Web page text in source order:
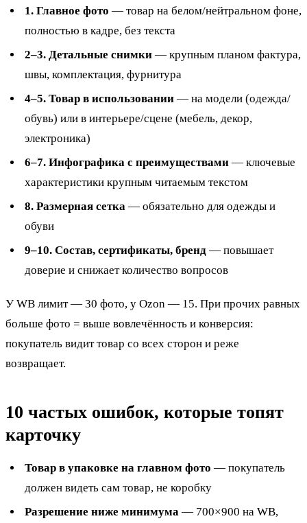
1. Главное фото — товар на белом/нейтральном фоне,
полностью в кадре, без текста
2–3. Детальные снимки — крупным планом фактура,
швы, комплектация, фурнитура
4–5. Товар в использовании — на модели (одежда/
обувь) или в интерьере/сцене (мебель, декор,
электроника)
6–7. Инфографика с преимуществами — ключевые
характеристики крупным читаемым текстом
8. Размерная сетка — обязательно для одежды и
обуви
9–10. Состав, сертификаты, бренд — повышает
доверие и снижает количество вопросов
У WB лимит — 30 фото, у Ozon — 15. При прочих равных
больше фото = выше вовлечённость и конверсия:
покупатель видит товар со всех сторон и реже
возвращает.
10 частых ошибок, которые топят
карточку
Товар в упаковке на главном фото — покупатель
должен видеть сам товар, не коробку
Разрешение ниже минимума — 700×900 на WB,